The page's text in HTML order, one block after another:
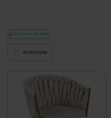
Wysyłka w 48 godzin
do koszyka